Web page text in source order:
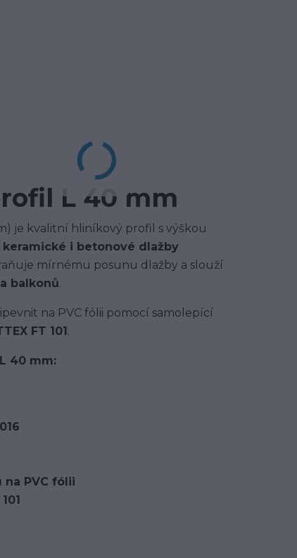
L 40 mm
je kvalitní hliníkový profil s výškou
i betonové dlažby
mírnému posunu dlažby a slouží
balkonů.
na PVC fólii pomocí samolepící
FT 101.
40 mm:
na PVC fólii